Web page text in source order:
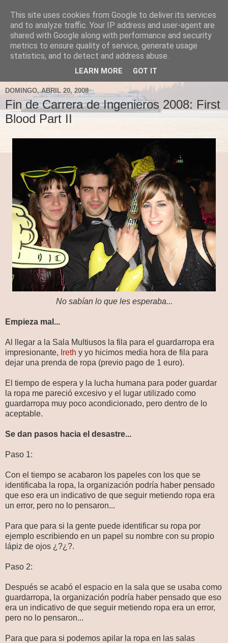
Fergus el Destructor
Blog sobre lo que le apetece escribir a Fergus, en el caso
de que le apetezca escribir.
DOMINGO, ABRIL 20, 2008
Fin de Carrera de Ingenieros 2008: First
Blood Part II
No sabían lo que les esperaba...
Empieza mal...
Al llegar a la Sala Multiusos la fila para el guardarropa era
impresionante, Ireth y yo hicimos media hora de fila para
dejar una prenda de ropa (previo pago de 1 euro).
El tiempo de espera y la lucha humana para poder guardar
la ropa me pareció excesivo y el lugar utilizado como
guardarropa muy poco acondicionado, pero dentro de lo
aceptable.
Se dan pasos hacia el desastre...
Paso 1:
Con el tiempo se acabaron los papeles con los que se
identificaba la ropa, la organización podría haber pensado
que eso era un indicativo de que seguir metiendo ropa era
un error, pero no lo pensaron...
Para que para si la gente puede identificar su ropa por
ejemplo escribiendo en un papel su nombre con su propio
lápiz de ojos ¿?¿?.
Paso 2:
Después se acabó el espacio en la sala que se usaba como
guardarropa, la organización podría haber pensado que eso
era un indicativo de que seguir metiendo ropa era un error,
pero no lo pensaron...
Para que para si podemos apilar la ropa en las salas
This site uses cookies from Google to deliver its services
and to analyze traffic. Your IP address and user-agent are
shared with Google along with performance and security
metrics to ensure quality of service, generate usage
statistics, and to detect and address abuse.
LEARN MORE GOT IT